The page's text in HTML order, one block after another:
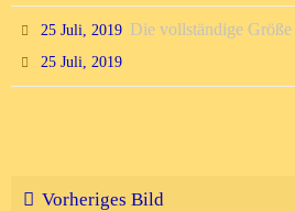
25 Juli, 2019 Die vollständige
25 Juli, 2019
Vorheriges Bild